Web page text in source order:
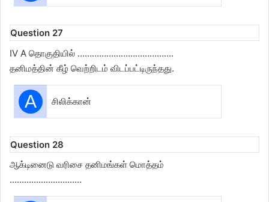
Question 27
IV A தொகுதியில் ………………………………….
தனிமத்தின் கீழ் வெற்றிடம் விடப்பட்டிருந்தது.
A சிலிக்கான்
Question 28
ஆக்டினைடு வரிசை தனிமங்கள் மொத்தம்
…………………………